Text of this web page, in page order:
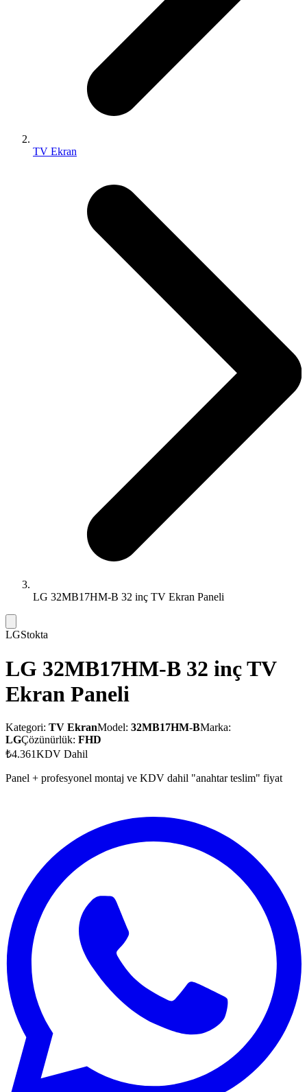
TV Ekran
LG 32MB17HM-B 32 inç TV Ekran Paneli
LGStokta
LG 32MB17HM-B 32 inç TV
Ekran Paneli
Kategori: TV EkranModel: 32MB17HM-BMarka:
LGÇözünürlük: FHD
₺4.361KDV Dahil
Panel + profesyonel montaj ve KDV dahil "anahtar teslim" fiyat